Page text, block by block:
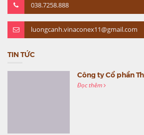
038.7258.888
luongcanh.vinaconex11@gmail.com
TIN TỨC
Đọc thêm